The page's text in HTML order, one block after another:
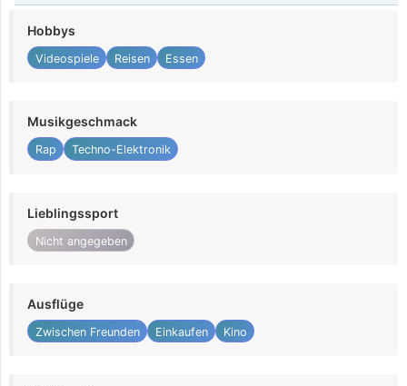
Hobbys
Videospiele Reisen Essen
Musikgeschmack
Rap Techno-Elektronik
Lieblingssport
Nicht angegeben
Ausflüge
Zwischen Freunden Einkaufen Kino